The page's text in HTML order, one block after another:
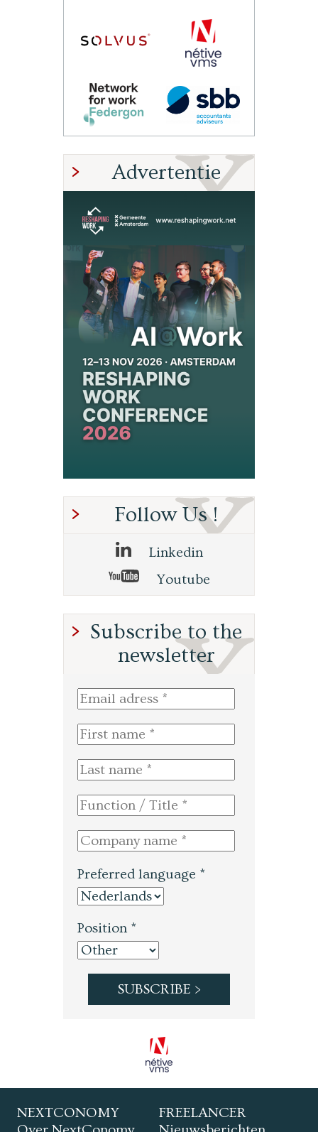
Advertentie
Follow Us !
Linkedin
Youtube
Subscribe to the
newsletter
Preferred language *
Position *
NEXTCONOMY
FREELANCER